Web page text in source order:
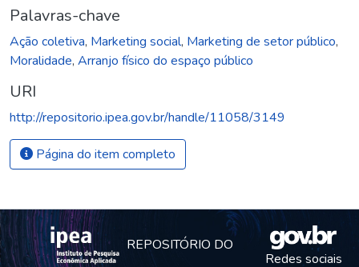
Palavras-chave
Ação coletiva, Marketing social, Marketing de setor público,
Moralidade, Arranjo físico do espaço público
URI
http://repositorio.ipea.gov.br/handle/11058/3149
Página do item completo
REPOSITÓRIO DO
Redes sociais